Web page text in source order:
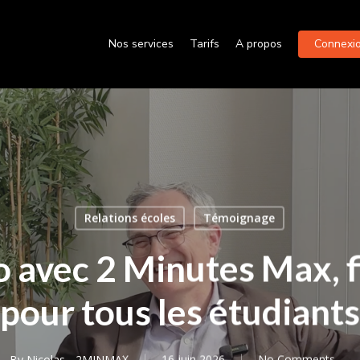
Nos services Tarifs A propos
Relations écoles Témoignage
avec 2 Minutes Max,
pour tous les étudiants